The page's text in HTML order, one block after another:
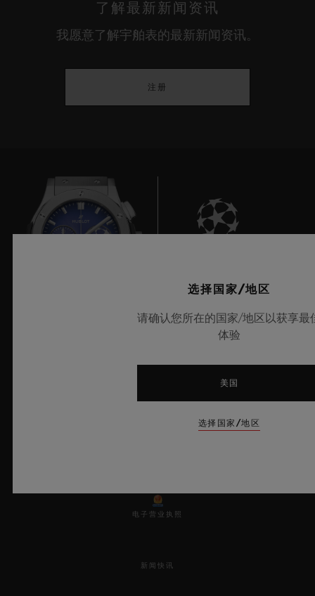
了解最新新闻资讯
我愿意了解宇舶表的最新新闻资讯。
注册
© 2025宇舶表 - 保留所有知识产 权 -
电子营业执照
新闻快讯
选择国家/地区
请确认您所在的国家/地区以获享最
体验
美国
选择国家/地区